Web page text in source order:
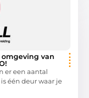
omgeving van
er een aantal
één deur waar je